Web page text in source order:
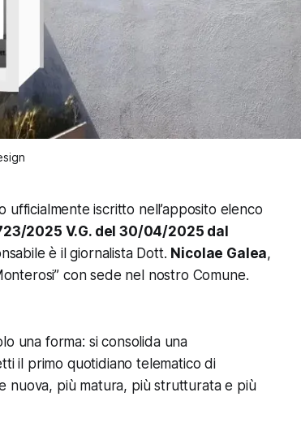
ufficialmente iscritto nell’apposito elenco
2025 V.G. del 30/04/2025 dal
è il giornalista Dott. Nicolae Galea,
con sede nel nostro Comune.
una forma: si consolida una
il primo quotidiano telematico di
nuova, più matura, più strutturata e più